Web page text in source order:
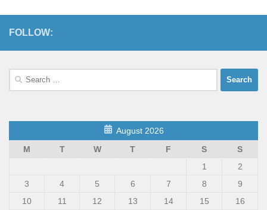
FOLLOW:
Search
August 2026
M
T W T F S
S
1
2
3
4 5 6 7 8
9
10
11 12 13 14 15
16